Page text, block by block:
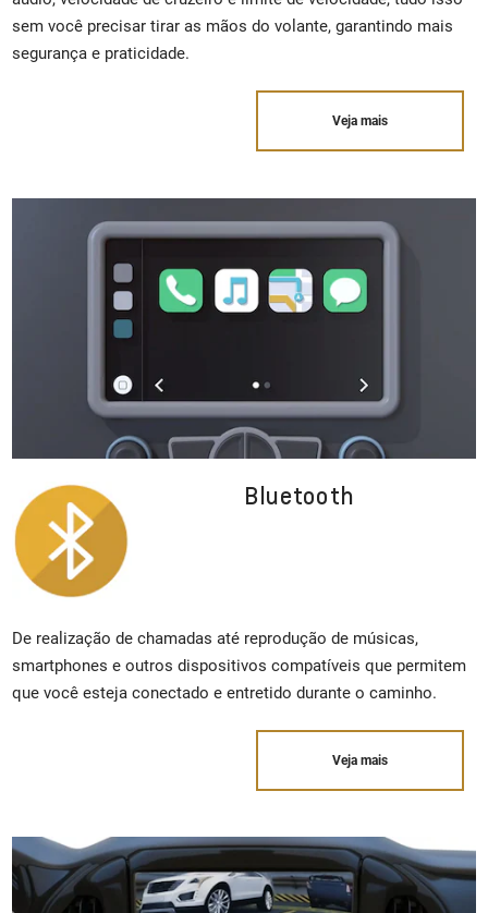
sem você precisar tirar as mãos do volante, garantindo mais
segurança e praticidade.
Veja mais
Bluetooth
De realização de chamadas até reprodução de músicas,
smartphones e outros dispositivos compatíveis que permitem
que você esteja conectado e entretido durante o caminho.
Veja mais